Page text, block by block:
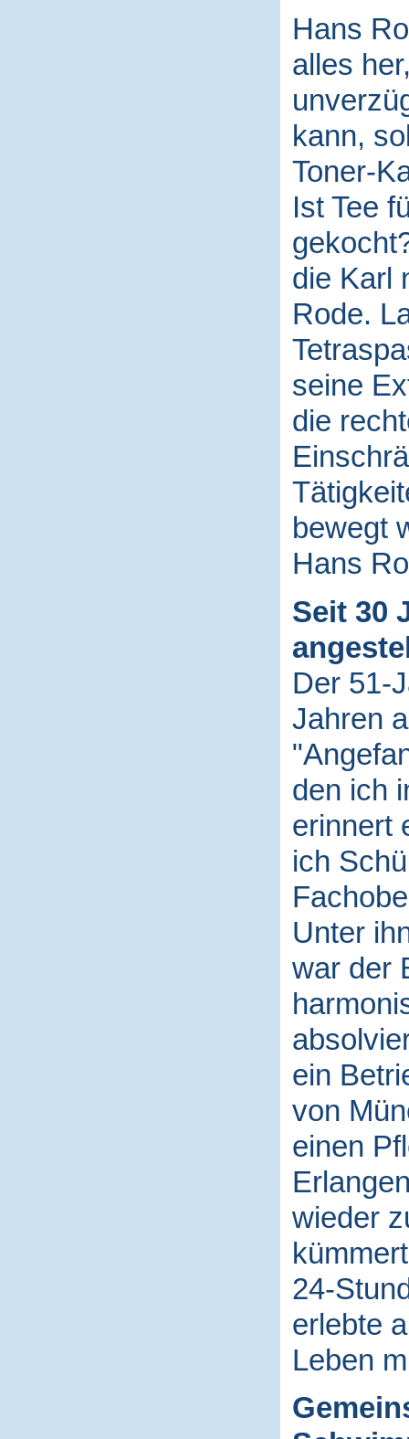
Hans
alles
kann,
Toner-
Ist Tee
die Karl
Rode.
seine
die
bewegt
Hans
Seit 30
Der 51-
Jahren
den ich
erinnert
ich
Unter
war der
ein
von
einen
wieder
24-
erlebte
Leben